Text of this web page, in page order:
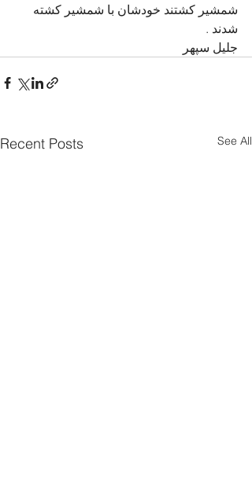
شمشیر کشتند خودشان با شمشیر کشته
شدند .
جلیل سپهر
Recent Posts See All